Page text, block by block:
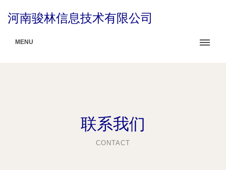
河南骏林信息技术有限公司
MENU
联系我们
CONTACT